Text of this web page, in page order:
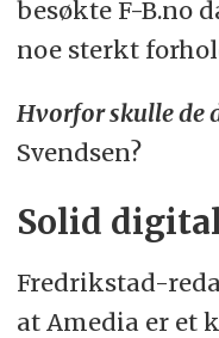
besøkte F-B.no
noe sterkt
Hvorfor skulle de
Svendsen?
Solid
Fredrikstad-
at Amedia er et